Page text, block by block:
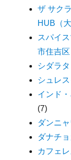
ザ サク
HUB（
スパイ
市住吉区
シダラ
シュレ
インド
(7)
ダンニ
ダナチ
カフェ